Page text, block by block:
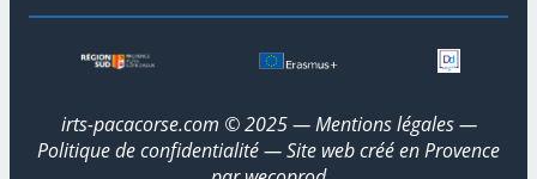
irts-pacacorse.com © 2025 — Mentions légales—
Politique de confidentialité— Site web créé en Provence